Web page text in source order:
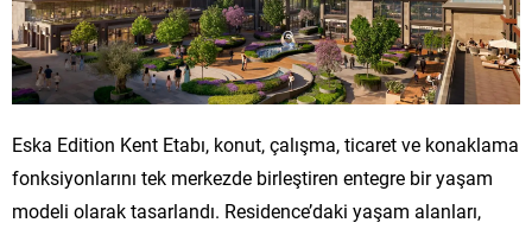
Eska Edition Kent Etabı, konut, çalışma, ticaret ve konaklama
fonksiyonlarını tek merkezde birleştiren entegre bir yaşam
modeli olarak tasarlandı. Residence’daki yaşam alanları,